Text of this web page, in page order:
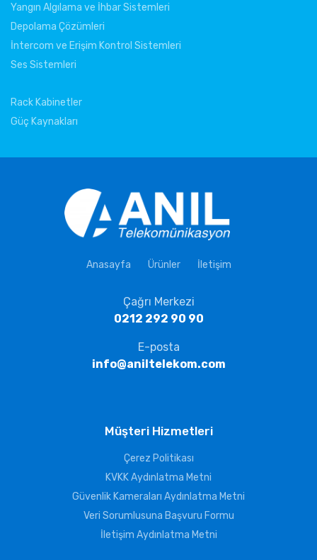
Yangın Algılama ve İhbar Sistemleri
Depolama Çözümleri
İntercom ve Erişim Kontrol Sistemleri
Ses Sistemleri
Rack Kabinetler
Güç Kaynakları
Anasayfa Ürünler İletişim
Çağrı Merkezi
0212 292 90 90
E-posta
info@aniltelekom.com
Müşteri Hizmetleri
Çerez Politikası
KVKK Aydınlatma Metni
Güvenlik Kameraları Aydınlatma Metni
Veri Sorumlusuna Başvuru Formu
İletişim Aydınlatma Metni